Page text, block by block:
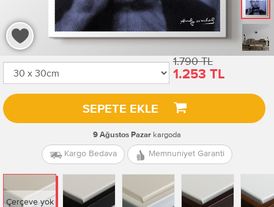
1.790 TL
1.253 TL
SEPETE EKLE
9 Ağustos Pazar kargoda
Kargo Bedava Memnuniyet Garanti
Çerçeve yok